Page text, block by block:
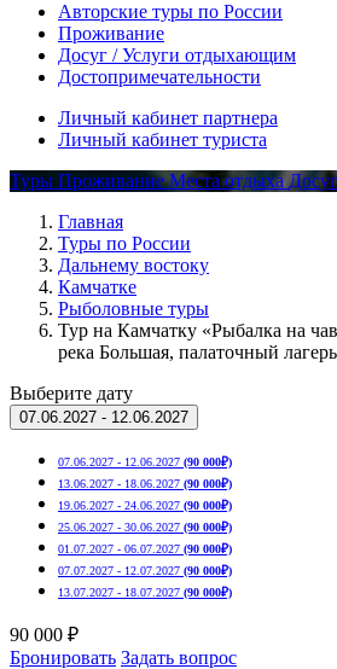
Авторские туры по России
Проживание
Досуг / Услуги отдыхающим
Достопримечательности
Личный кабинет партнера
Личный кабинет туриста
Туры ПроживаниеМеста отдыха Досуг
Главная
Туры по России
Дальнему востоку
Камчатке
Рыболовные туры
Тур на Камчатку «Рыбалка на
река Большая, палаточный
Выберите дату
07.06.2027 - 12.06.2027
07.06.2027 - 12.06.2027 (90 000₽)
13.06.2027 - 18.06.2027 (90 000₽)
19.06.2027 - 24.06.2027 (90 000₽)
25.06.2027 - 30.06.2027 (90 000₽)
01.07.2027 - 06.07.2027 (90 000₽)
07.07.2027 - 12.07.2027 (90 000₽)
13.07.2027 - 18.07.2027 (90 000₽)
90 000 ₽
Бронировать Задать вопрос